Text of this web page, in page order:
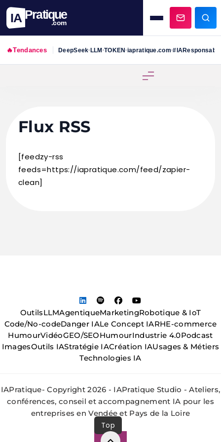
IA Pratique
.com
🔥Tendances DeepSeek•LLM•TOKEN•iapratique.com•#IAResponsable
Flux RSS
[feedzy-rss
feeds=https://iapratique.com/feed/zapier-
clean]
OutilsLLMAgentiqueMarketingRobotique & IoT
Code/No-codeDanger IALe Concept IARHE-commerce
HumourVidéoGEO/SEOHumourIndustrie 4.0Podcast
ImagesOutils IAStratégie IACréation IAUsages & Métiers
Technologies IA
IAPratique- Copyright 2026 - IAPratique Studio - Ateliers,
conférences, conseil et accompagnement IA pour les
entreprises en Vendée et Pays de la Loire
Top